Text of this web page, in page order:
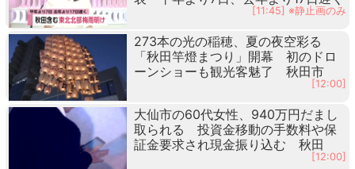
[11:45] ※静止画のみ
273本の光の稲穂、夏の夜空彩る
「秋田竿燈まつり」開幕 初のドロ
ーンショーも観光客魅了 秋田市
[12:00]
大仙市の60代女性、940万円だまし
取られる 投資金移動の手数料や保
証金要求され現金振り込む 秋田
[12:00]